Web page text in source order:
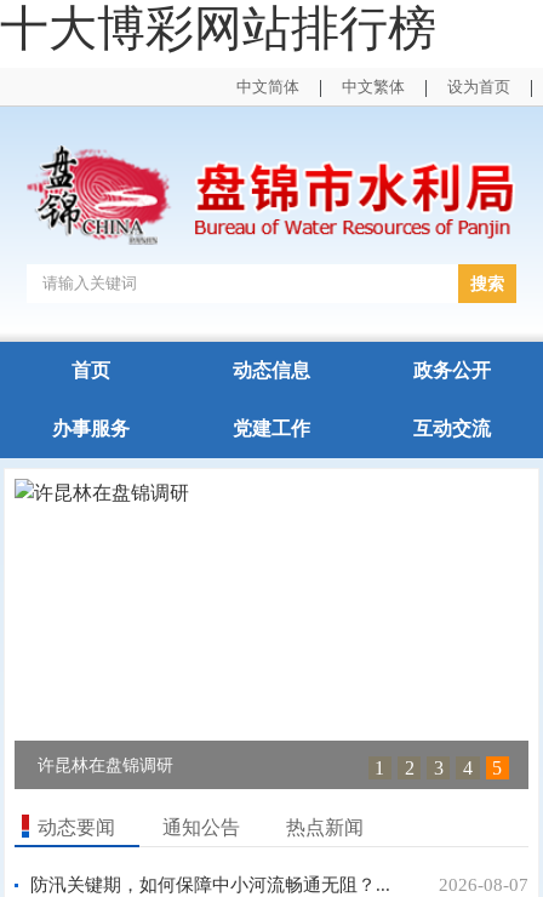
十大博彩网站排行榜
中文简体 | 中文繁体 | 设为首页 |
首页 动态信息 政务公开
办事服务 党建工作 互动交流
许昆林在盘锦调研 1 2 3 4 5
动态要闻 通知公告 热点新闻
防汛关键期，如何保障中小河流畅通无阻？...
2026-08-07